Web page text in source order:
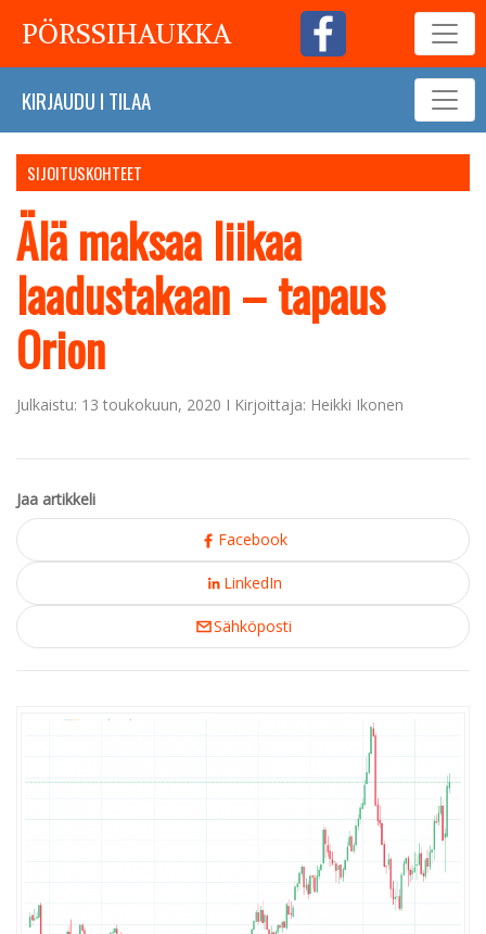
PÖRSSIHAUKKA
KIRJAUDU I TILAA
SIJOITUSKOHTEET
Älä maksaa liikaa
laadustakaan – tapaus
Orion
Julkaistu: 13 toukokuun, 2020 I Kirjoittaja: Heikki Ikonen
Jaa artikkeli
Facebook
LinkedIn
Sähköposti